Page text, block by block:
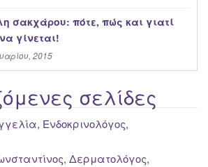
σακχάρου: πότε, πώς και γιατί
γίνεται!
2015
σελίδες
Ενδοκρινολόγος,
Δερματολόγος,